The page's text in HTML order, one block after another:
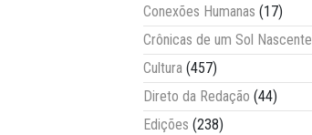
Conexões Humanas (17)
Crônicas de um Sol Nascente
Cultura (457)
Direto da Redação (44)
Edições (238)